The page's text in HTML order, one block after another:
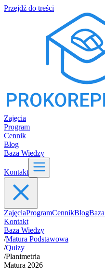
Przejdź do treści
Zajęcia
Program
Cennik
Blog
Baza Wiedzy
Kontakt
ZajęciaProgramCennikBlog
Kontakt
Baza Wiedzy
/Matura Podstawowa
/Quizy
/Planimetria
Matura 2026